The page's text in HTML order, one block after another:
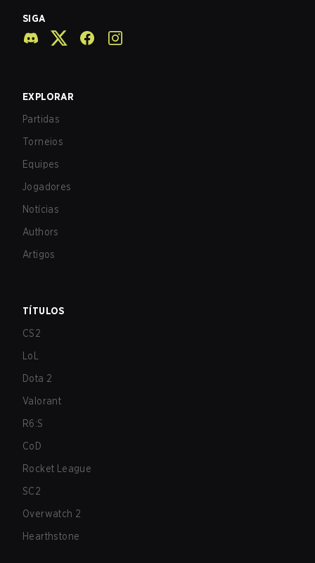
SIGA
EXPLORAR
Partidas
Torneios
Equipes
Jogadores
Notícias
Authors
Artigos
TÍTULOS
CS2
LoL
Dota 2
Valorant
R6:S
CoD
Rocket League
SC2
Overwatch 2
Hearthstone